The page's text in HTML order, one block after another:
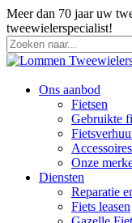
Meer dan 70 jaar uw
tweewielerspecialist!
Ons aanbod
Fietsen
Gebruikte
Accessoires
Onze
Diensten
Reparatie
Fiets leasen